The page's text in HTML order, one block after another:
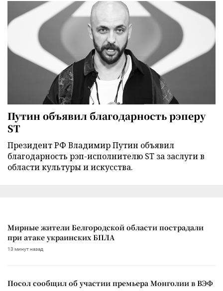
Путин объявил благодарность рэперу
ST
Президент РФ Владимир Путин объявил
благодарность рэп-исполнителю ST за заслуги в
области культуры и искусства.
Мирные жители Белгородской области пострадали
при атаке украинских БПЛА
13 минут назад
Посол сообщил об участии премьера Монголии в ВЭФ